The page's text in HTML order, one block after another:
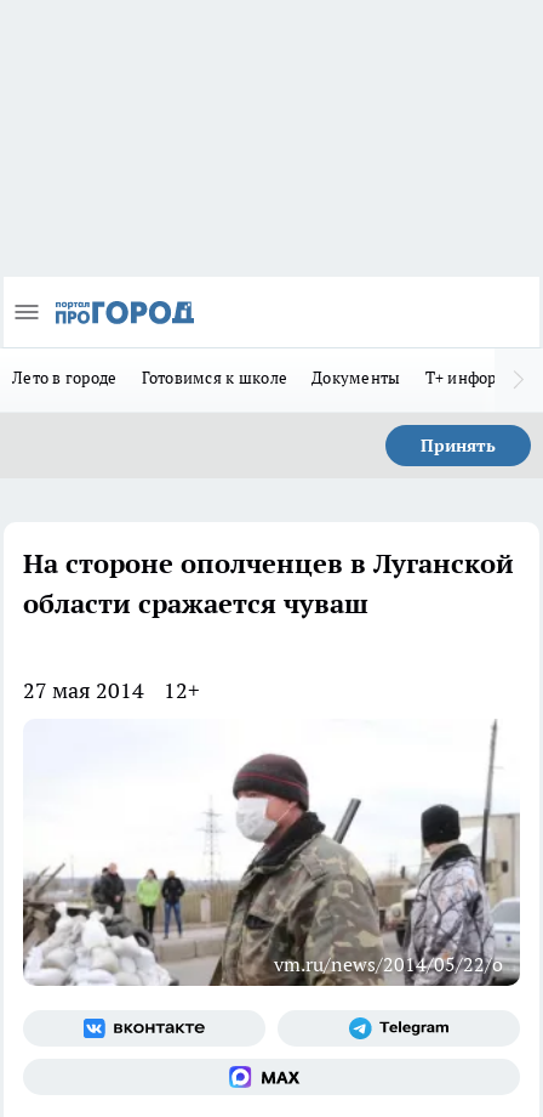
Лето в городе Готовимся к школе Документы Т+
Принять
На стороне ополченцев в Луганской
области сражается чуваш
27 мая 2014 12+
vm.ru/news/2014/05/22/o